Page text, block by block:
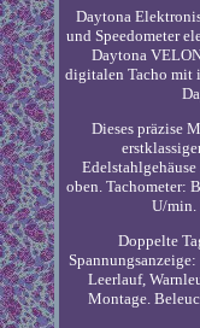
Daytona
und Speedometer
Daytona
digitalen Tacho mit
Dieses präzise
oben. Tachometer:
U/min.
Doppelte
Leerlauf,
Montage.